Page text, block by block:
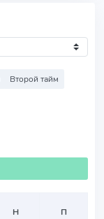
Второй тайм
Н
П